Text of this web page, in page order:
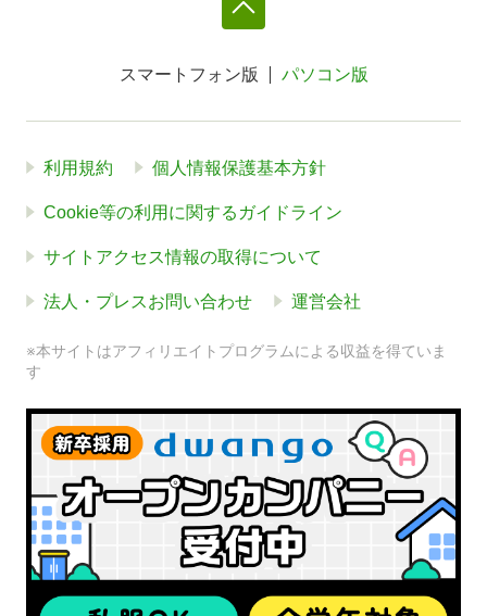
スマートフォン版 パソコン版
利用規約 個人情報保護基本方針
Cookie等の利用に関するガイドライン
サイトアクセス情報の取得について
法人・プレスお問い合わせ 運営会社
※本サイトはアフィリエイトプログラムによる収益を得ていま
す